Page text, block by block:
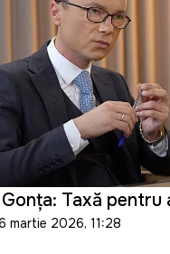
Taxă pentru
martie 2026, 11:28